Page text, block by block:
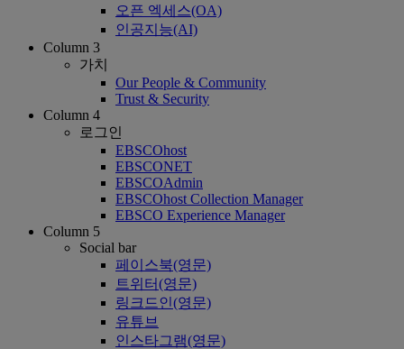
오픈 엑세스(OA)
인공지능(AI)
Column 3
가치
Our People & Community
Trust & Security
Column 4
로그인
EBSCOhost
EBSCONET
EBSCOAdmin
EBSCOhost Collection Manager
EBSCO Experience Manager
Column 5
Social bar
페이스북(영문)
트위터(영문)
링크드인(영문)
유튜브
인스타그램(영문)